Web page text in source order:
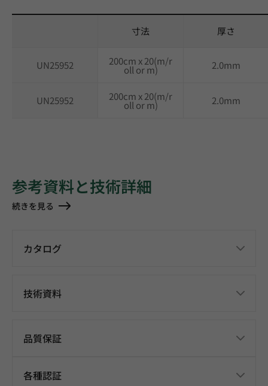
寸法 厚さ
UN25952 200cm x 20(m/r
oll or m) 2.0mm
UN25952 200cm x 20(m/r
oll or m) 2.0mm
参考資料と技術詳細
続きを見る
カタログ
技術資料
品質保証
各種認証